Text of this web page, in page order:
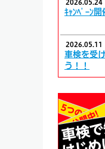
2026.05.24
ｷｬﾝﾍﾟｰﾝ
2026.05.11
車検を受
う！！